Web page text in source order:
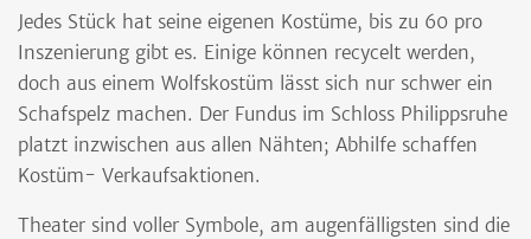
Jedes Stück hat seine eigenen Kostüme, bis zu 60 pro
Inszenierung gibt es. Einige können recycelt werden,
doch aus einem Wolfskostüm lässt sich nur schwer ein
Schafspelz machen. Der Fundus im Schloss Philippsruhe
platzt inzwischen aus allen Nähten; Abhilfe schaffen
Kostüm- Verkaufsaktionen.
Theater sind voller Symbole, am augenfälligsten sind die